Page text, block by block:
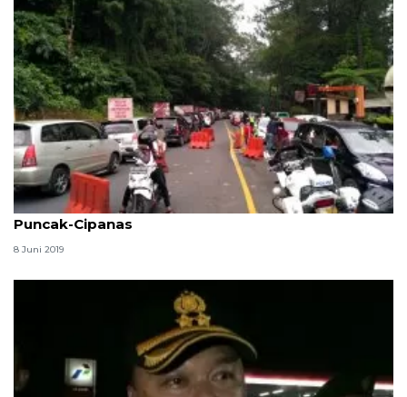
Ribuan pengendara terjebak berjam-jam di
Puncak-Cipanas
8 Juni 2019